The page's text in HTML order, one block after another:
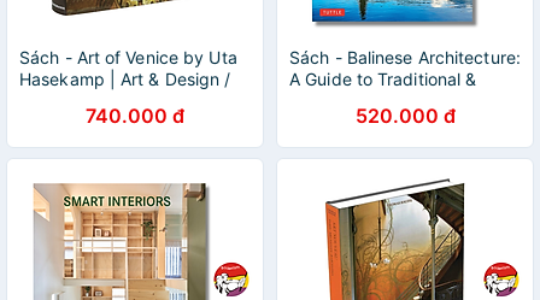
Sách - Art of Venice by Uta
Hasekamp | Art & Design /
Bìa cứng / Nghệ thuật
740.000 đ
Sách - Balinese Architecture:
A Guide to Traditional &
Kiến trúc/ Ngoại văn
520.000 đ